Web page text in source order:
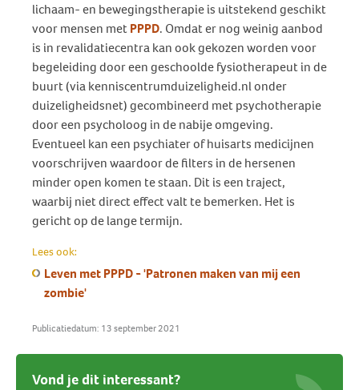
lichaam- en bewegingstherapie is uitstekend geschikt
voor mensen met PPPD. Omdat er nog weinig aanbod
is in revalidatiecentra kan ook gekozen worden voor
begeleiding door een geschoolde fysiotherapeut in de
buurt (via kenniscentrumduizeligheid.nl onder
duizeligheidsnet) gecombineerd met psychotherapie
door een psycholoog in de nabije omgeving.
Eventueel kan een psychiater of huisarts medicijnen
voorschrijven waardoor de filters in de hersenen
minder open komen te staan. Dit is een traject,
waarbij niet direct effect valt te bemerken. Het is
gericht op de lange termijn.
Lees ook:
Leven met PPPD - 'Patronen maken van mij een
zombie'
Publicatiedatum: 13 september 2021
Vond je dit interessant?